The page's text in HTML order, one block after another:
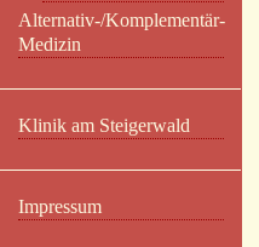
Alternativ-/Komplementär-
Medizin
Klinik am Steigerwald
Impressum